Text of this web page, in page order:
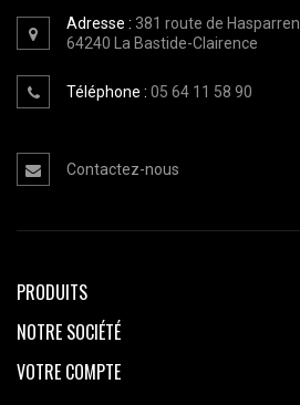
Adresse : 381 route de Hasparren
64240 La Bastide-Clairence
Téléphone : 05 64 11 58 90
Contactez-nous
PRODUITS
NOTRE SOCIÉTÉ
VOTRE COMPTE